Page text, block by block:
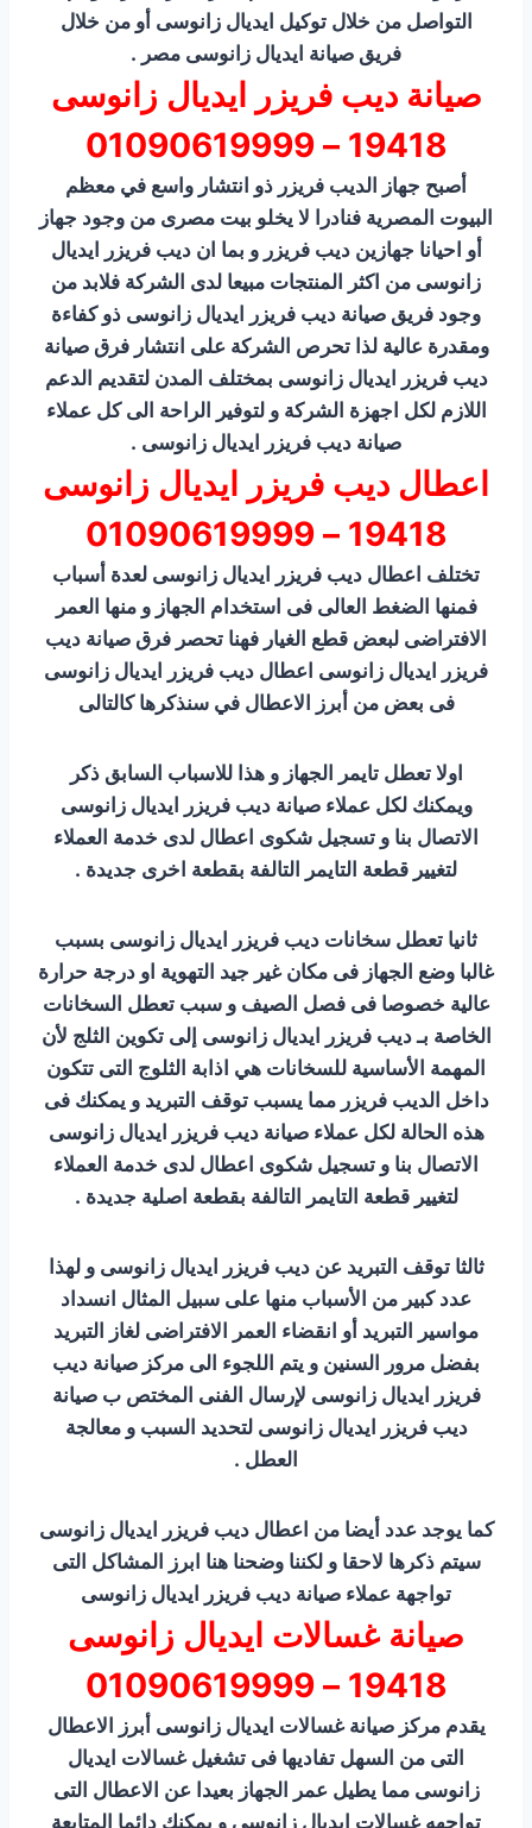
التواصل من خلال توكيل ايديال زانوسى أو من خلال
فريق صيانة ايديال زانوسى مصر .
صيانة ديب فريزر ايديال زانوسى
19418 – 01090619999
أصبح جهاز الديب فريزر ذو انتشار واسع في معظم
البيوت المصرية فنادرا لا يخلو بيت مصرى من وجود جهاز
أو احيانا جهازين ديب فريزر و بما ان ديب فريزر ايديال
زانوسى من اكثر المنتجات مبيعا لدى الشركة فلابد من
وجود فريق صيانة ديب فريزر ايديال زانوسى ذو كفاءة
ومقدرة عالية لذا تحرص الشركة على انتشار فرق صيانة
ديب فريزر ايديال زانوسى بمختلف المدن لتقديم الدعم
اللازم لكل اجهزة الشركة و لتوفير الراحة الى كل عملاء
صيانة ديب فريزر ايديال زانوسى .
اعطال ديب فريزر ايديال زانوسى
19418 – 01090619999
تختلف اعطال ديب فريزر ايديال زانوسى لعدة أسباب
فمنها الضغط العالى فى استخدام الجهاز و منها العمر
الافتراضى لبعض قطع الغيار فهنا تحصر فرق صيانة ديب
فريزر ايديال زانوسى اعطال ديب فريزر ايديال زانوسى
فى بعض من أبرز الاعطال في سنذكرها كالتالى
اولا تعطل تايمر الجهاز و هذا للاسباب السابق ذكر
ويمكنك لكل عملاء صيانة ديب فريزر ايديال زانوسى
الاتصال بنا و تسجيل شكوى اعطال لدى خدمة العملاء
لتغيير قطعة التايمر التالفة بقطعة اخرى جديدة .
ثانيا تعطل سخانات ديب فريزر ايديال زانوسى بسبب
غالبا وضع الجهاز فى مكان غير جيد التهوية او درجة حرارة
عالية خصوصا فى فصل الصيف و سبب تعطل السخانات
الخاصة بـ ديب فريزر ايديال زانوسى إلى تكوين الثلج لأن
المهمة الأساسية للسخانات هي اذابة الثلوج التى تتكون
داخل الديب فريزر مما يسبب توقف التبريد و يمكنك فى
هذه الحالة لكل عملاء صيانة ديب فريزر ايديال زانوسى
الاتصال بنا و تسجيل شكوى اعطال لدى خدمة العملاء
لتغيير قطعة التايمر التالفة بقطعة اصلية جديدة .
ثالثا توقف التبريد عن ديب فريزر ايديال زانوسى و لهذا
عدد كبير من الأسباب منها على سبيل المثال انسداد
مواسير التبريد أو انقضاء العمر الافتراضى لغاز التبريد
بفضل مرور السنين و يتم اللجوء الى مركز صيانة ديب
فريزر ايديال زانوسى لإرسال الفنى المختص ب صيانة
ديب فريزر ايديال زانوسى لتحديد السبب و معالجة
العطل .
كما يوجد عدد أيضا من اعطال ديب فريزر ايديال زانوسى
سيتم ذكرها لاحقا و لكننا وضحنا هنا ابرز المشاكل التى
تواجهة عملاء صيانة ديب فريزر ايديال زانوسى
صيانة غسالات ايديال زانوسى
19418 – 01090619999
يقدم مركز صيانة غسالات ايديال زانوسى أبرز الاعطال
التى من السهل تفاديها فى تشغيل غسالات ايديال
زانوسى مما يطيل عمر الجهاز بعيدا عن الاعطال التى
تواجهه غسالات ايديال زانوسى و يمكنك دائما المتابعة